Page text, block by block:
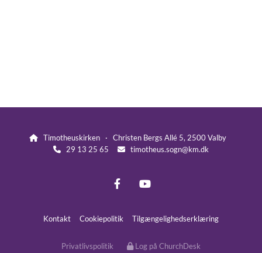
Timotheuskirken · Christen Bergs Allé 5, 2500 Valby
 29 13 25 65  timotheus.sogn@km.dk
Kontakt Cookiepolitik Tilgængelighedserklæring
Privatlivspolitik Log på ChurchDesk